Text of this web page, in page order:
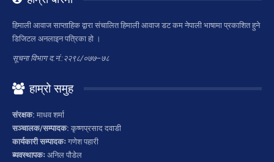
हिमाली आवाज साप्ताहिक द्वारा संचालित हिमाली आवाज डट कम नेपाली भाषामा प्रकाशित हुने
डिजिटल अनलाइन पत्रिका हो ।
सूचना विभाग द.नं.:२२९८/०७७–७८
हाम्रो समुह
संरक्षक: माधव शर्मा
सञ्चालक/सम्पादक: कृष्णप्रसाद दवाडी
कार्यकारी सम्पादकः गणेश पहारी
ब्यवस्थापकः अनिल पौडेल